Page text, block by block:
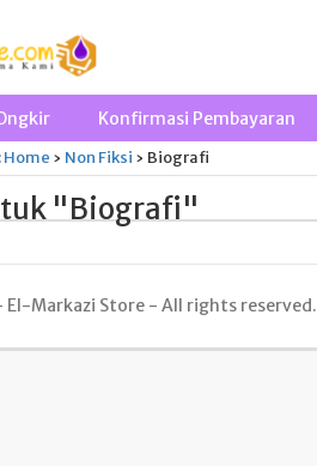
Konfirmasi Pembayaran
Home › Non Fiksi › Biografi
"Biografi"
Markazi Store - All rights reserved.